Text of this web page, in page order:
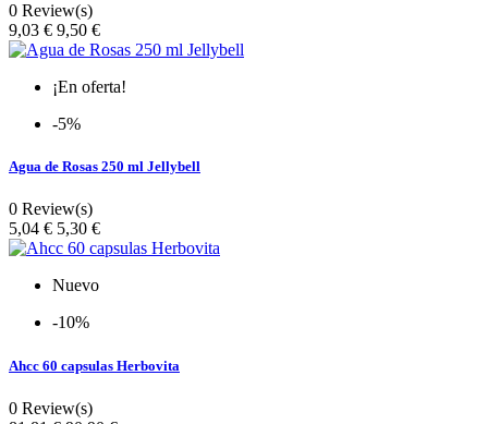
0 Review(s)
Precio
9,03 € 9,50 €
¡En oferta!
-5%
Agua de Rosas 250 ml Jellybell
0 Review(s)
Precio
5,04 € 5,30 €
Nuevo
-10%
Ahcc 60 capsulas Herbovita
0 Review(s)